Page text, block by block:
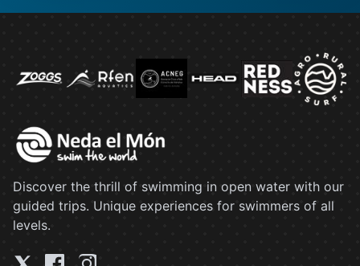
Discover the thrill of swimming in open water with our
guided trips. Unique experiences for swimmers of all
levels.